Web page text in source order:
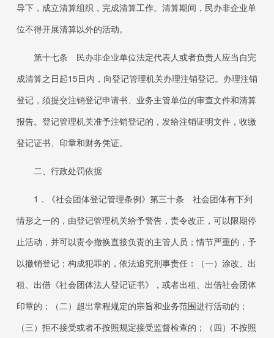
导下，成立清算组织，完成清算工作。清算期间，民办非企业单
位不得开展清算以外的活动。
第十七条 民办非企业单位法定代表人或者负责人应当自完
成清算之日起15日内，向登记管理机关办理注销登记。办理注销
登记，须提交注销登记申请书、业务主管单位的审查文件和清算
报告。登记管理机关准予注销登记的，发给注销证明文件，收缴
登记证书、印章和财务凭证。
二、行政处罚依据
1．
《社会团体登记管理条例》第三十条 社会团体有下列
情形之一的，由登记管理机关给予警告，责令改正，可以限期停
止活动，并可以责令撤换直接负责的主管人员；情节严重的，予
以撤销登记；构成犯罪的，依法追究刑事责任：（一）涂改、出
租、出借《社会团体法人登记证书》，或者出租、出借社会团体
印章的；（二）超出章程规定的宗旨和业务范围进行活动的；
（三）拒不接受或者不按照规定接受监督检查的；（四）不按照